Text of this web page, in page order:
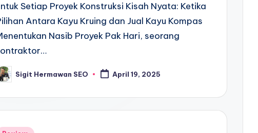
Setiap Proyek Konstruksi Kisah Nyata: Ketika
Antara Kayu Kruing dan Jual Kayu Kompas
Nasib Proyek Pak Hari, seorang
Sigit Hermawan SEO April 19, 2025